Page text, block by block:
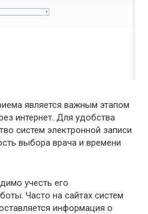
является важным этапом
интернет. Для удобства
систем электронной записи
выбора врача и времени
учесть его
Часто на сайтах систем
информация о